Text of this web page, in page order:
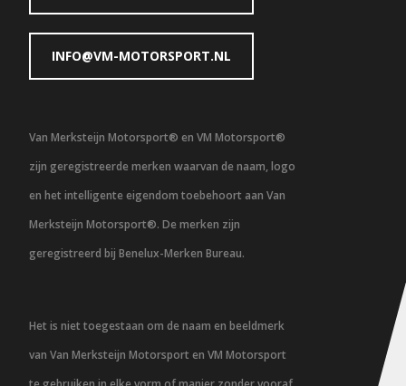
INFO@VM-MOTORSPORT.NL
Van Merksteijn Motorsport® en VM Motorsport®
zijn geregistreerde merken waarvan de naam, logo
en het intelligente eigendom toebehoort aan Van
Merksteijn Motorsport®. De merken zijn
geregistreerd bij Benelux-Merken Bureau.
Het is niet toegestaan om de naam en beeldmerk
van Van Merksteijn Motorsport en VM Motorsport